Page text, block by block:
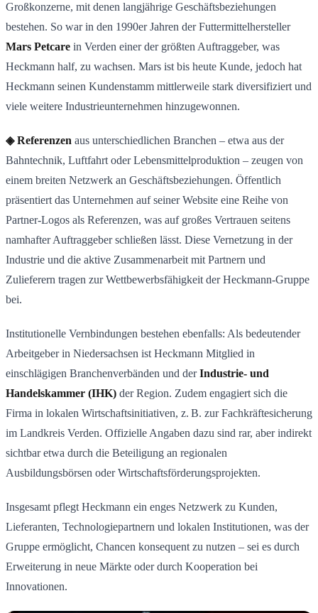
Großkonzerne, mit denen langjährige Geschäftsbeziehungen
bestehen. So war in den 1990er Jahren der Futtermittelhersteller
Mars Petcare in Verden einer der größten Auftraggeber, was
Heckmann half, zu wachsen. Mars ist bis heute Kunde, jedoch hat
Heckmann seinen Kundenstamm mittlerweile stark diversifiziert und
viele weitere Industrieunternehmen hinzugewonnen.
◈ Referenzen aus unterschiedlichen Branchen – etwa aus der
Bahntechnik, Luftfahrt oder Lebensmittelproduktion – zeugen von
einem breiten Netzwerk an Geschäftsbeziehungen. Öffentlich
präsentiert das Unternehmen auf seiner Website eine Reihe von
Partner-Logos als Referenzen, was auf großes Vertrauen seitens
namhafter Auftraggeber schließen lässt. Diese Vernetzung in der
Industrie und die aktive Zusammenarbeit mit Partnern und
Zulieferern tragen zur Wettbewerbsfähigkeit der Heckmann-Gruppe
bei.
Institutionelle Vernbindungen bestehen ebenfalls: Als bedeutender
Arbeitgeber in Niedersachsen ist Heckmann Mitglied in
einschlägigen Branchenverbänden und derIndustrie- und
Handelskammer (IHK) der Region. Zudem engagiert sich die
Firma in lokalen Wirtschaftsinitiativen, z. B. zur Fachkräftesicherung
im Landkreis Verden. Offizielle Angaben dazu sind rar, aber indirekt
sichtbar etwa durch die Beteiligung an regionalen
Ausbildungsbörsen oder Wirtschaftsförderungsprojekten.
Insgesamt pflegt Heckmann ein enges Netzwerk zu Kunden,
Lieferanten, Technologiepartnern und lokalen Institutionen, was der
Gruppe ermöglicht, Chancen konsequent zu nutzen – sei es durch
Erweiterung in neue Märkte oder durch Kooperation bei
Innovationen.